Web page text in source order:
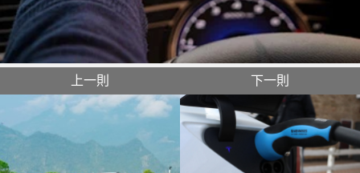
上一則 下一則